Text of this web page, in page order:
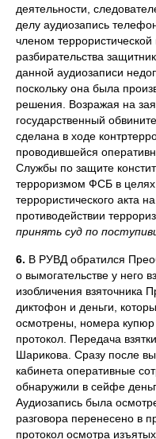
деятельности,
делу аудиозапись
членом
разбирательства
данной аудиозаписи
поскольку она была
решения. Возражая на
государственный
сделана в ходе
проводившейся
Службы по защите
терроризмом ФСБ в
террористического акта
противодействии
принять суд по
6. В РУВД обратился
о вымогательстве у него
изобличения взяточника
диктофон и деньги,
осмотрены, номера
протокол. Передача
Шарикова. Сразу после
кабинета оперативные
обнаружили в сейфе
Аудиозапись была
разговора перенесено в
протокол осмотра изъятых